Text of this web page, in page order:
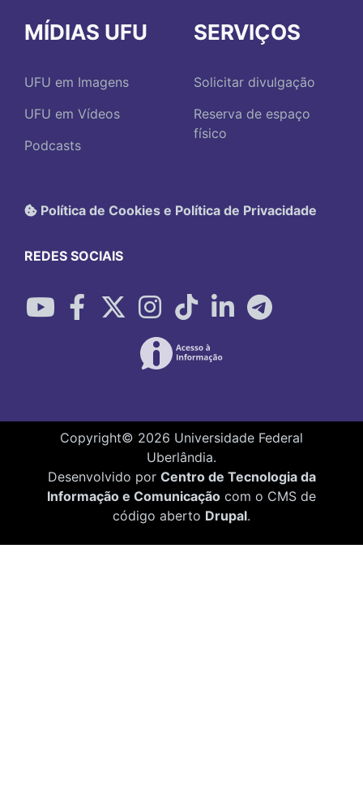
MÍDIAS UFU
UFU em Imagens
UFU em Vídeos
Podcasts
SERVIÇOS
Solicitar divulgação
Reserva de espaço
físico
Política de Cookies e Política de Privacidade
REDES SOCIAIS
Copyright© 2026 Universidade Federal
Uberlândia.
Desenvolvido por Centro de Tecnologia da
Informação e Comunicação com o CMS de
código aberto Drupal.